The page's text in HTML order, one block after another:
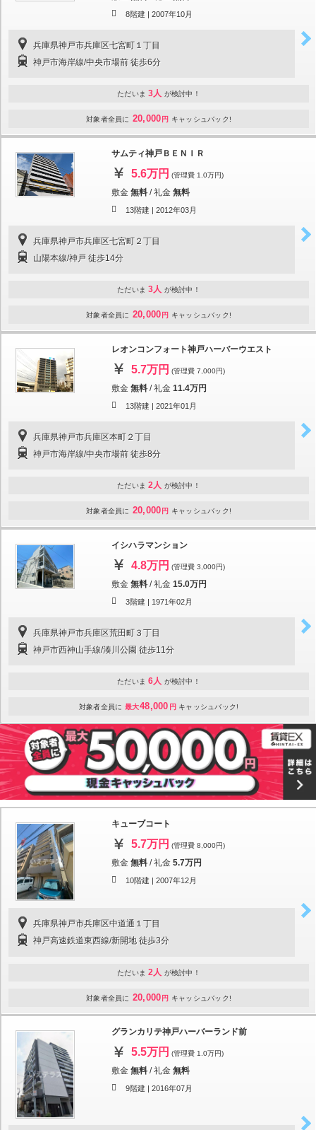
8階建 | 2007年10月
兵庫県神戸市兵庫区七宮町１丁目
神戸市海岸線/中央市場前 徒歩6分
ただいま 3人 が検討中！
対象者全員に 20,000 円 キャッシュバック!
サムティ神戸ＢＥＮＩＲ
5.6万円 (管理費 1.0万円)
敷金 無料 /礼金 無料
13階建 | 2012年03月
兵庫県神戸市兵庫区七宮町２丁目
山陽本線/神戸 徒歩14分
ただいま 3人 が検討中！
対象者全員に 20,000 円 キャッシュバック!
レオンコンフォート神戸ハーバーウエスト
5.7万円 (管理費 7,000円)
敷金 無料 /礼金 11.4万円
13階建 | 2021年01月
兵庫県神戸市兵庫区本町２丁目
神戸市海岸線/中央市場前 徒歩8分
ただいま 2人 が検討中！
対象者全員に 20,000 円 キャッシュバック!
イシハラマンション
4.8万円 (管理費 3,000円)
敷金 無料 /礼金 15.0万円
3階建 | 1971年02月
兵庫県神戸市兵庫区荒田町３丁目
神戸市西神山手線/湊川公園 徒歩11分
ただいま 6人 が検討中！
対象者全員に 最大48,000 円 キャッシュバック!
キューブコート
5.7万円 (管理費 8,000円)
敷金 無料 /礼金 5.7万円
10階建 | 2007年12月
兵庫県神戸市兵庫区中道通１丁目
神戸高速鉄道東西線/新開地 徒歩3分
ただいま 2人 が検討中！
対象者全員に 20,000 円 キャッシュバック!
グランカリテ神戸ハーバーランド前
5.5万円 (管理費 1.0万円)
敷金 無料 /礼金 無料
9階建 | 2016年07月